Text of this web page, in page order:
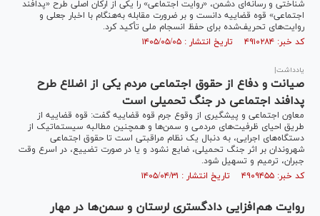
شناختی و رسانه‌ای دشمن، «روایت اجتماعی» را یکی از ارکان اصلی طرح «پدافند
اجتماعی» قوه قضاییه دانست و بر ضرورت مقابله به‌هنگام با اخبار جعلی و
روایت‌های تحریف‌شده برای حفظ انسجام ملی تأکید کرد.
کد خبر: ۴۹۱۰۲۸۴ تاریخ انتشار : ۱۴۰۵/۰۵/۰۵
یادداشت|
صیانت و دفاع از حقوق اجتماعی مردم یکی از اضلاع طرح
پدافند اجتماعی در جنگ تحمیلی است
معاون اجتماعی و پیشگیری از وقوع جرم قوه قضاییه گفت: قوه قضاییه از
طریق احیای ظرفیت‌های مردمی و سمن‌ها و همچنین مطالبه سیستماتیک از
دستگاه‌های اجرایی، به دنبال یک نظام مراقبتی است تا حقوق اجتماعی
شهروندان بر اثر جنگ تحمیلی، ضایع نشود و یا در صورت تضییع، در اسرع وقت
جبران، ترمیم و تسهیل شود.
کد خبر: ۴۹۰۹۴۵۵ تاریخ انتشار : ۱۴۰۵/۰۴/۳۱
روایت هم‌افزایی دادگستری لرستان و سمن‌ها در مهار